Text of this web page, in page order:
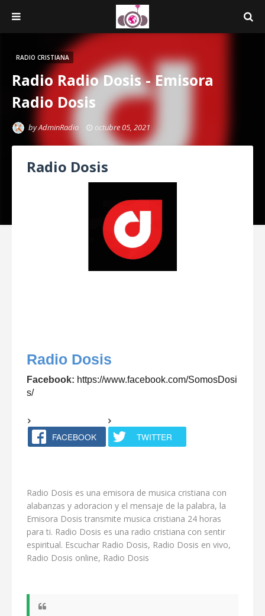
RADIO CRISTIANA
Radio Radio Dosis - Emisora
Radio Dosis
byAdminRadio octubre 05, 2021
Radio Dosis
Radio Dosis
Facebook: https://www.facebook.com/SomosDosi
s/
FACEBOOK TWITTER
Radio Dosis es una emisora de musica cristiana con
alabanzas y adoracion y el mensaje de la palabra, la
Emisora Dosis transmite musica cristiana 24 horas
para ti. Radio Dosis es una radio cristiana con sentir
espiritual. Escuchar Radio Dosis, Radio Dosis en vivo,
Radio Dosis online, Radio Dosis